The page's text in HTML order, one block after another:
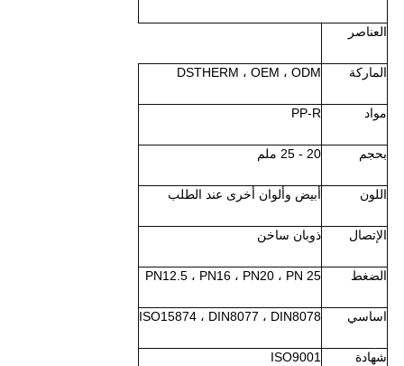
العناصر
الماركة DSTHERM ، OEM ، ODM
مواد PP-R
بحجم 20 - 25 ملم
اللون أبيض وألوان أخرى عند الطلب
الإتصال ذوبان ساخن
الضغط PN12.5 ، PN16 ، PN20 ، PN 25
اساسي ISO15874 ، DIN8077 ، DIN8078
شهادة ISO9001